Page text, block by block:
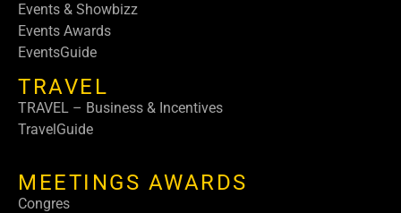
Events & Showbizz
Events Awards
EventsGuide
TRAVEL
TRAVEL – Business & Incentives
TravelGuide
MEETINGS AWARDS
Congres